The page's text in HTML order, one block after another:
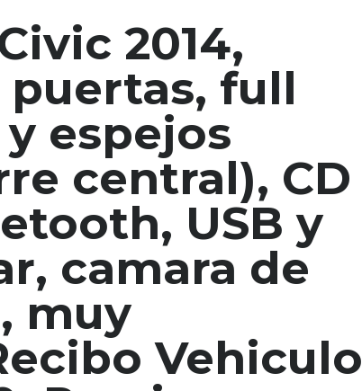
2014,
full
espejos
central), CD
USB y
camara de
muy